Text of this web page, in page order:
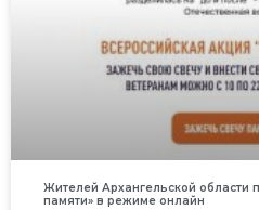
Жителей Архангельской области
памяти» в режиме онлайн